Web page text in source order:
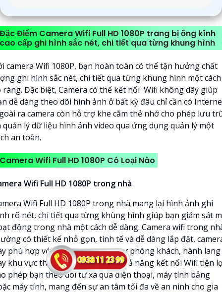
Đặc Điểm Camera Wifi Full HD 1080P trang bị ống kính
cao cấp ghi hình sắc nét, chi tiết qua từng khung hình
camera Wifi 1080P, bạn hoàn toàn có thể tận hưởng chất
ghi hình sắc nét, chi tiết qua từng khung hình một cách
ràng. Đặc biệt, Camera có thể kết nối Wifi không dây giúp
dễ dàng theo dõi hình ảnh ở bất kỳ đâu chỉ cần có
ra camera còn hỗ trợ khe cắm thẻ nhớ cho phép lưu
quản lý dữ liệu hình ảnh video qua ứng dụng quản lý một
an toàn.
Camera Wifi Full HD 1080P Có Loại Nào
Wifi Full HD 1080P trong nhà
Wifi Full HD 1080P trong nhà mang lại hình ảnh ghi
rõ nét, chi tiết qua từng khùng hình giúp bạn giám sát
động trong nhà một cách dễ dàng. Camera wifi trong
có thiết kế nhỏ gọn, tinh tế và dễ dàng lắp đặt,
phù hợp với các không gian như phòng khách, hành lang
khu vực thang máy. Ngoài ra, khả năng kết nối Wifi tiện
phép bạn theo dõi từ xa qua điện thoại, máy tính bảng
máy tính, mang đến sự an tâm tối đa về an ninh cho gia